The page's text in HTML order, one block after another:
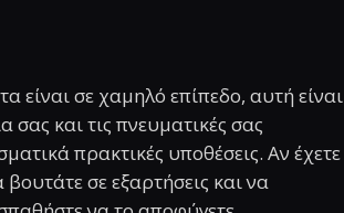
είναι σε χαμηλό επίπεδο, αυτή είναι
σας και τις πνευματικές σας
πρακτικές υποθέσεις. Αν έχετε
σε εξαρτήσεις και να